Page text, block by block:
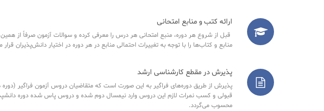
ارائه کتب و منابع امتحانی
قبل از شروع هر دوره، منبع امتحانی هر درس را معرفی کرده و سوالات آزمون صرفاً از
منابع و کتاب‌ها را با توجه به تغییرات احتمالی منابع در هر دوره در اختیار دانش‌پذیران
پذیرش در مقطع کارشناسی ارشد
پذیرش از طریق دوره‌های فراگیر به این صورت است که متقاضیان دروس آزمون فراگیر (دوره
قبولی و کسب نمرات لازم این دروس وارد نیمسال دوم شده و دروس پاس شده دوره
محسوب می‌گردد.